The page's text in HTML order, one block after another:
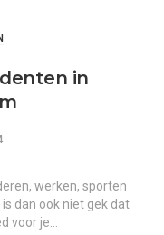
in
werken, sporten
dan ook niet gek dat
voor je…